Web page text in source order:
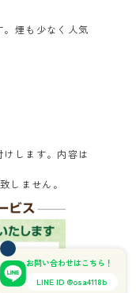
煙も少なく人気
します。内容は
しません。
お問い合わせはこちら！
LINE ID @osa4118b